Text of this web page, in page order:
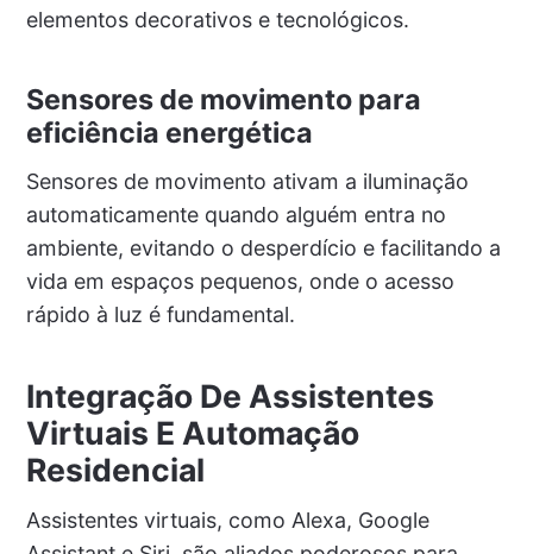
elementos decorativos e tecnológicos.
Sensores de movimento para
eficiência energética
Sensores de movimento ativam a iluminação
automaticamente quando alguém entra no
ambiente, evitando o desperdício e facilitando a
vida em espaços pequenos, onde o acesso
rápido à luz é fundamental.
Integração De Assistentes
Virtuais E Automação
Residencial
Assistentes virtuais, como Alexa, Google